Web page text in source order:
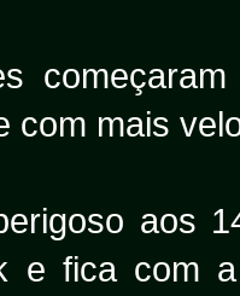
com mais
aos
e fica com